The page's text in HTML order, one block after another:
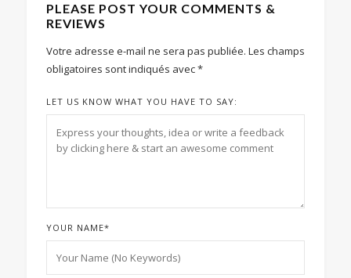
PLEASE POST YOUR COMMENTS &
REVIEWS
Votre adresse e-mail ne sera pas publiée. Les champs
obligatoires sont indiqués avec*
LET US KNOW WHAT YOU HAVE TO SAY:
YOUR NAME*